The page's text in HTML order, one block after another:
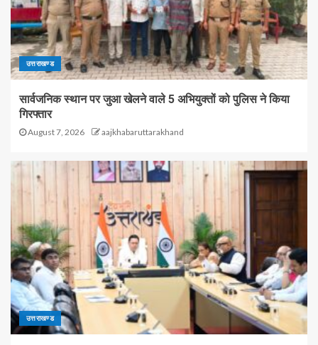
उत्तराखण्ड
सार्वजनिक स्थान पर जुआ खेलने वाले 5 अभियुक्तों को पुलिस ने किया
गिरफ्तार
August 7, 2026 aajkhabaruttarakhand
उत्तराखण्ड